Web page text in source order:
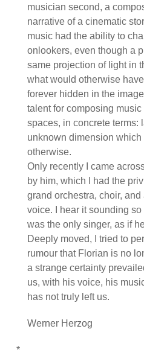
musician second, a
narrative of a cinematic
music had the ability to
onlookers, even though a
same projection of light in
what would otherwise
forever hidden in the
talent for composing
spaces, in concrete terms:
unknown dimension
otherwise.
Only recently I came
by him, which I had the
grand orchestra, choir,
voice. I hear it sounding
was the only singer, as if
Deeply moved, I tried to
rumour that Florian is no
a strange certainty
us, with his voice, his
has not truly left us.
Werner Herzog
*